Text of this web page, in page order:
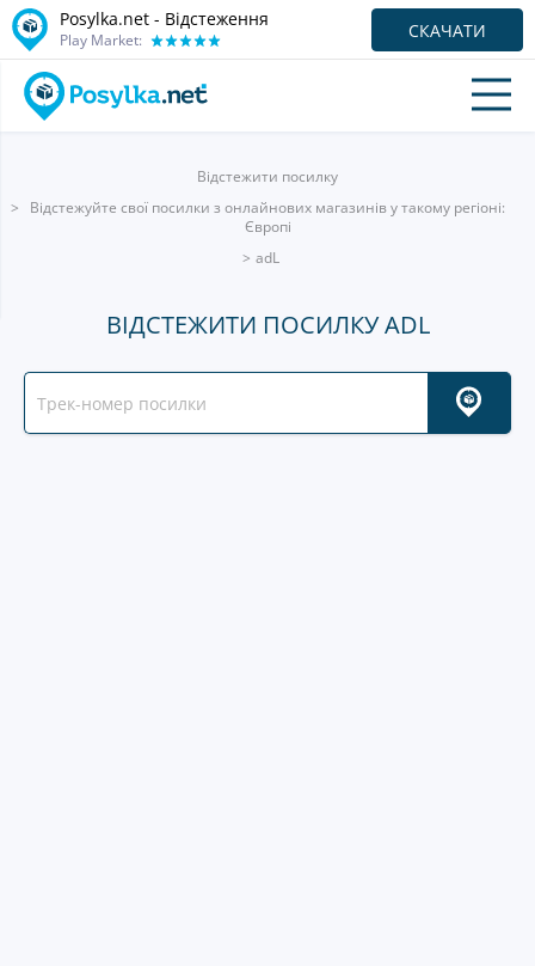
Posylka.net - Відстеження
Play Market: СКАЧАТИ
Відстежити посилку
Відстежуйте свої посилки з онлайнових магазинів у такому регіоні:
Європі
adL
ВІДСТЕЖИТИ ПОСИЛКУ ADL